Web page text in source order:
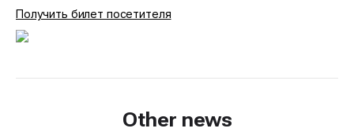
Получить билет посетителя
Other news